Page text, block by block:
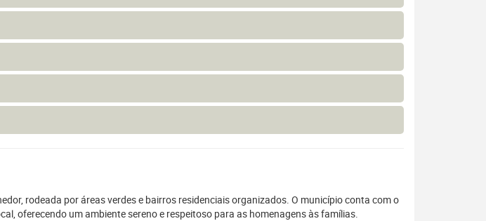
rodeada por áreas verdes e bairros residenciais organizados. O município conta com o
oferecendo um ambiente sereno e respeitoso para as homenagens às famílias.